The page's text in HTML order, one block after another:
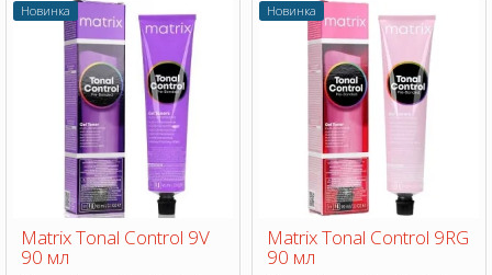
Новинка
Matrix Tonal Control 9V
90 мл
Новинка
Matrix Tonal Control 9RG
90 мл